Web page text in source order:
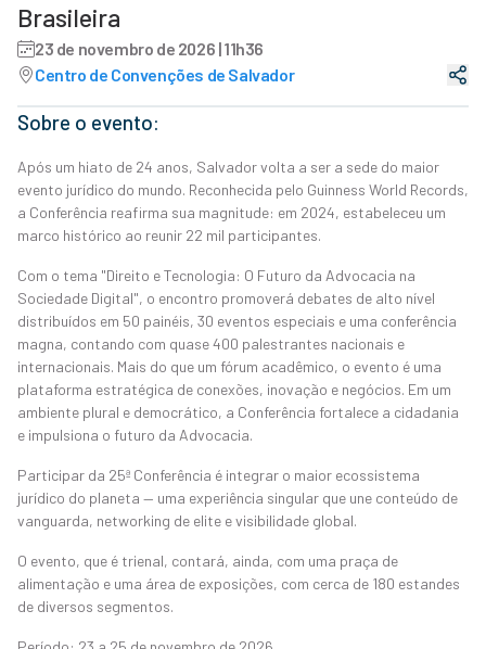
Brasileira
23 de novembro de 2026 | 11h36
Centro de Convenções de Salvador
Sobre o evento:
Após um hiato de 24 anos, Salvador volta a ser a sede do maior
evento jurídico do mundo. Reconhecida pelo Guinness World Records,
a Conferência reafirma sua magnitude: em 2024, estabeleceu um
marco histórico ao reunir 22 mil participantes.
Com o tema "Direito e Tecnologia: O Futuro da Advocacia na
Sociedade Digital", o encontro promoverá debates de alto nível
distribuídos em 50 painéis, 30 eventos especiais e uma conferência
magna, contando com quase 400 palestrantes nacionais e
internacionais. Mais do que um fórum acadêmico, o evento é uma
plataforma estratégica de conexões, inovação e negócios. Em um
ambiente plural e democrático, a Conferência fortalece a cidadania
e impulsiona o futuro da Advocacia.
Participar da 25ª Conferência é integrar o maior ecossistema
jurídico do planeta — uma experiência singular que une conteúdo de
vanguarda, networking de elite e visibilidade global.
O evento, que é trienal, contará, ainda, com uma praça de
alimentação e uma área de exposições, com cerca de 180 estandes
de diversos segmentos.